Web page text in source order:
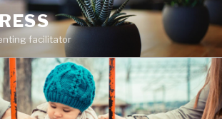
facilitator